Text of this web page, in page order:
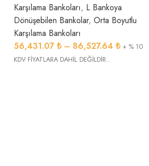
Karşılama Bankoları, L Bankoya
Dönüşebilen Bankolar, Orta Boyutlu
Karşılama Bankoları
56,431.07₺ – 86,527.64₺ + % 10
KDV FİYATLARA DAHİL DEĞİLDİR..